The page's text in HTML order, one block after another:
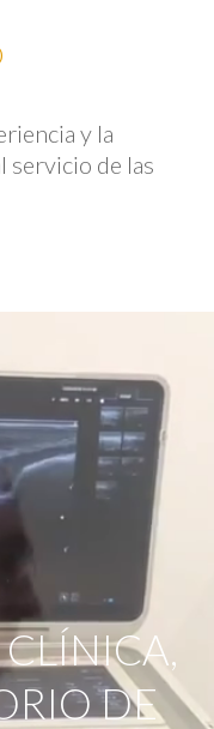
y la
servicio de las
DE